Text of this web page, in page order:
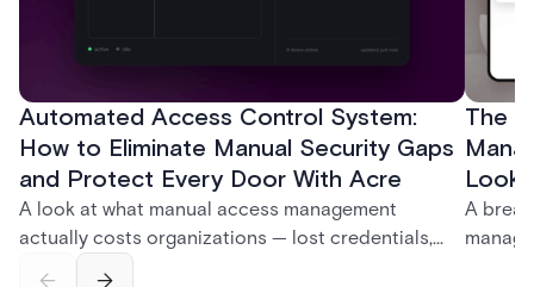
Automated Access Control System:
How to Eliminate Manual Security Gaps
and Protect Every Door With Acre
A look at what manual access management
actually costs organizations — lost credentials,
The
Look
A